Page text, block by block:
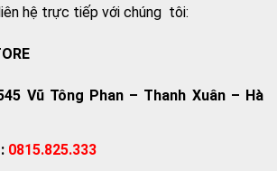
hệ trực tiếp với chúng tôi:
Vũ Tông Phan – Thanh Xuân – Hà
0815.825.333